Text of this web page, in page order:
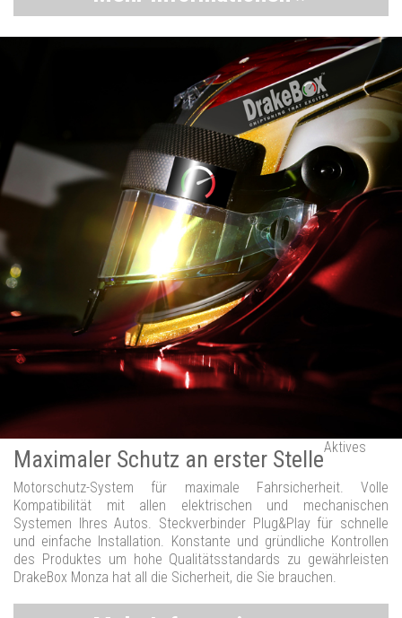
Maximaler Schutz an erster StelleAktives
Motorschutz-System für maximale Fahrsicherheit. Volle
Kompatibilität mit allen elektrischen und mechanischen
Systemen Ihres Autos. Steckverbinder Plug&Play für schnelle
und einfache Installation. Konstante und gründliche Kontrollen
des Produktes um hohe Qualitätsstandards zu gewährleisten
DrakeBox Monza hat all die Sicherheit, die Sie brauchen.